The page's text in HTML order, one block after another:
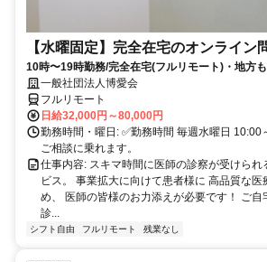
【水曜固定】完全在宅のオンライン
10時〜19時勤務/完全在宅(フルリモート)・地方
業務一般社団法人博愛会
フルリモート
日給32,000円～80,000円
勤務時間・曜日: ✅勤務時間 毎週水曜日
ご相談に乗れます。
仕事内容: スキマ時間に医師の診察が受けられ
ビス。 事業拡大に向けて患者様に 高品質な医
め、 医師の皆様のお力添えが必要です！ ご自
診...
シフト自由 フルリモート 残業なし